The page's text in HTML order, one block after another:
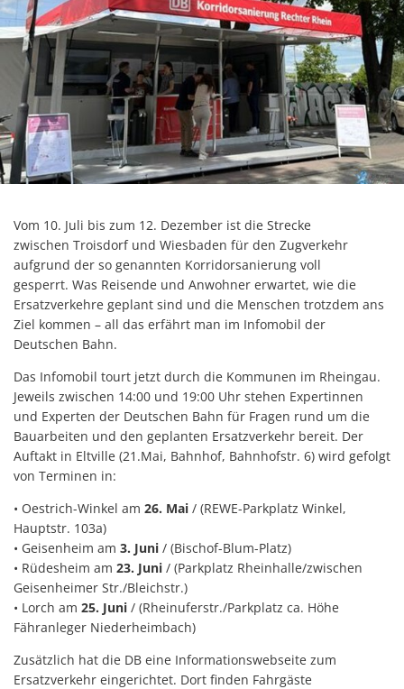
Vom 10. Juli bis zum 12. Dezember ist die Strecke
zwischen Troisdorf und Wiesbaden für den Zugverkehr
aufgrund der so genannten Korridorsanierung voll
gesperrt. Was Reisende und Anwohner erwartet, wie die
Ersatzverkehre geplant sind und die Menschen trotzdem ans
Ziel kommen – all das erfährt man im Infomobil der
Deutschen Bahn.
Das Infomobil tourt jetzt durch die Kommunen im Rheingau.
Jeweils zwischen 14:00 und 19:00 Uhr stehen Expertinnen
und Experten der Deutschen Bahn für Fragen rund um die
Bauarbeiten und den geplanten Ersatzverkehr bereit. Der
Auftakt in Eltville (21.Mai, Bahnhof, Bahnhofstr. 6) wird gefolgt
von Terminen in:
• Oestrich-Winkel am 26. Mai / (REWE-Parkplatz Winkel,
Hauptstr. 103a)
• Geisenheim am 3. Juni / (Bischof-Blum-Platz)
• Rüdesheim am 23. Juni / (Parkplatz Rheinhalle/zwischen
Geisenheimer Str./Bleichstr.)
• Lorch am 25. Juni / (Rheinuferstr./Parkplatz ca. Höhe
Fähranleger Niederheimbach)
Zusätzlich hat die DB eine Informationswebseite zum
Ersatzverkehr eingerichtet. Dort finden Fahrgäste